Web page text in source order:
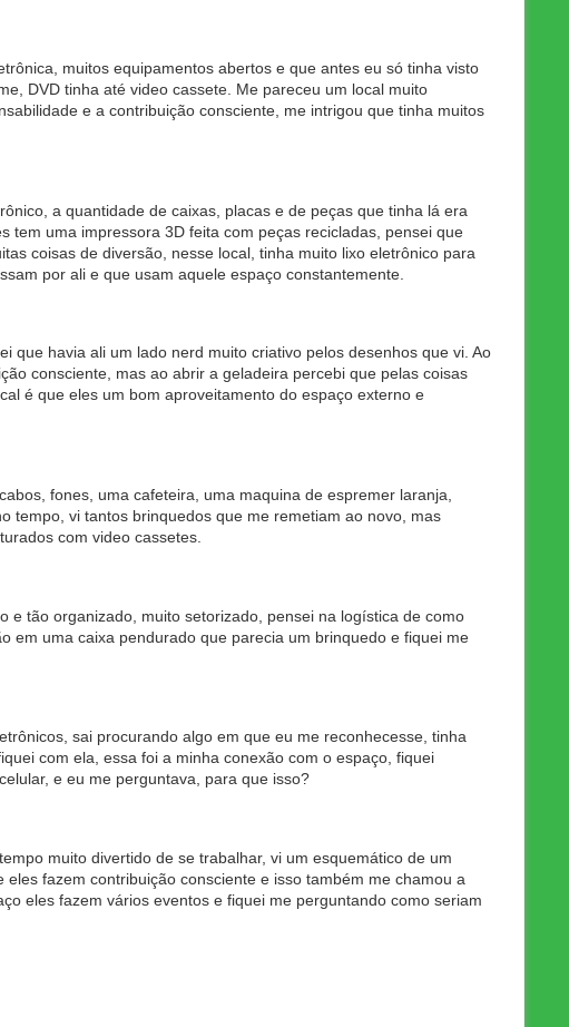
muitos equipamentos abertos e que antes eu só tinha visto
DVD tinha até video cassete. Me pareceu um local muito
e a contribuição consciente, me intrigou que tinha muitos
a quantidade de caixas, placas e de peças que tinha lá era
tem uma impressora 3D feita com peças recicladas, pensei que
coisas de diversão, nesse local, tinha muito lixo eletrônico para
por ali e que usam aquele espaço constantemente.
que havia ali um lado nerd muito criativo pelos desenhos que vi. Ao
consciente, mas ao abrir a geladeira percebi que pelas coisas
é que eles um bom aproveitamento do espaço externo e
fones, uma cafeteira, uma maquina de espremer laranja,
tempo, vi tantos brinquedos que me remetiam ao novo, mas
com video cassetes.
e tão organizado, muito setorizado, pensei na logística de como
em uma caixa pendurado que parecia um brinquedo e fiquei me
sai procurando algo em que eu me reconhecesse, tinha
com ela, essa foi a minha conexão com o espaço, fiquei
e eu me perguntava, para que isso?
muito divertido de se trabalhar, vi um esquemático de um
fazem contribuição consciente e isso também me chamou a
eles fazem vários eventos e fiquei me perguntando como seriam